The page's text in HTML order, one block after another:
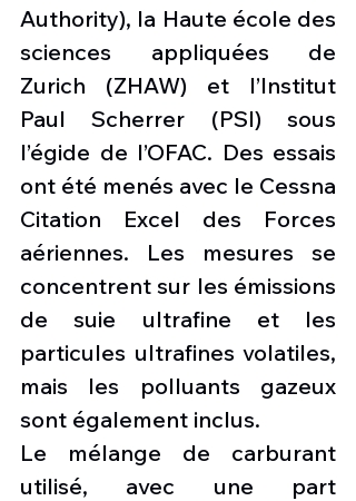
Authority), la Haute école des
sciences appliquées de
Zurich (ZHAW) et l’Institut
Paul Scherrer (PSI) sous
l’égide de l’OFAC. Des essais
ont été menés avec le Cessna
Citation Excel des Forces
aériennes. Les mesures se
concentrent sur les émissions
de suie ultrafine et les
particules ultrafines volatiles,
mais les polluants gazeux
sont également inclus.
Le mélange de carburant
utilisé, avec une part